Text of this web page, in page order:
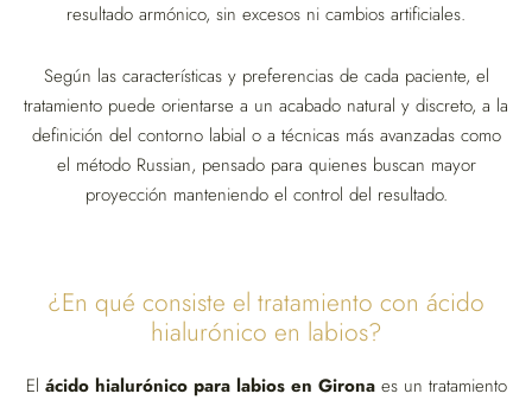
resultado armónico, sin excesos ni cambios artificiales.
Según las características y preferencias de cada paciente, el
tratamiento puede orientarse a un acabado natural y discreto, a la
definición del contorno labial o a técnicas más avanzadas como
el método Russian, pensado para quienes buscan mayor
proyección manteniendo el control del resultado.
¿En qué consiste el tratamiento con ácido
hialurónico en labios?
El ácido hialurónico para labios en Gironaes un tratamiento